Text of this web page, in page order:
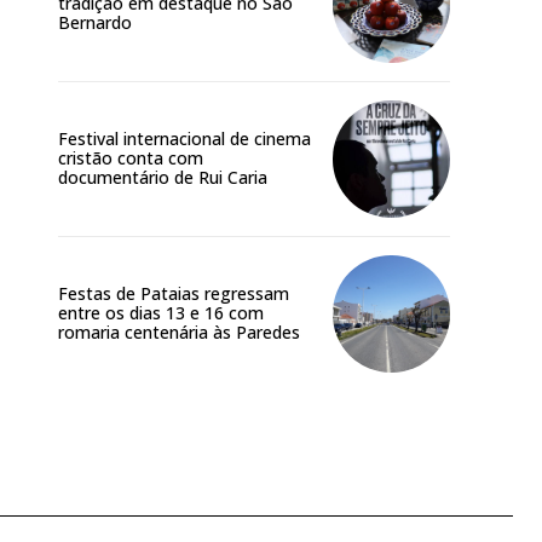
Bernardo
Festival internacional de cinema
cristão conta com
documentário de Rui Caria
Festas de Pataias regressam
entre os dias 13 e 16 com
romaria centenária às Paredes